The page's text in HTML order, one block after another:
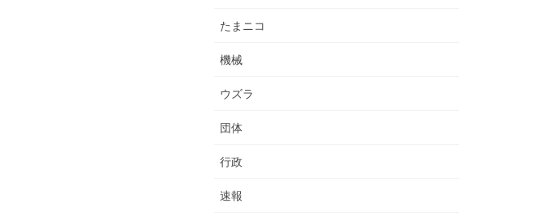
たまニコ
機械
ウズラ
団体
行政
速報